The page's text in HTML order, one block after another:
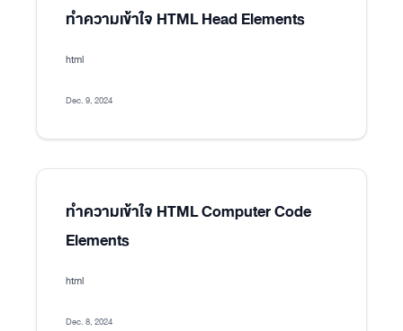
ทำความเข้าใจ HTML Head Elements
html
Dec. 9, 2024
ทำความเข้าใจ HTML Computer Code
Elements
html
Dec. 8, 2024